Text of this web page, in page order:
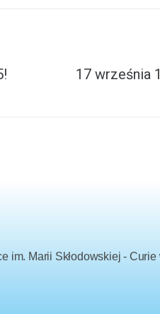
17 września
im. Marii Skłodowskiej - Curie